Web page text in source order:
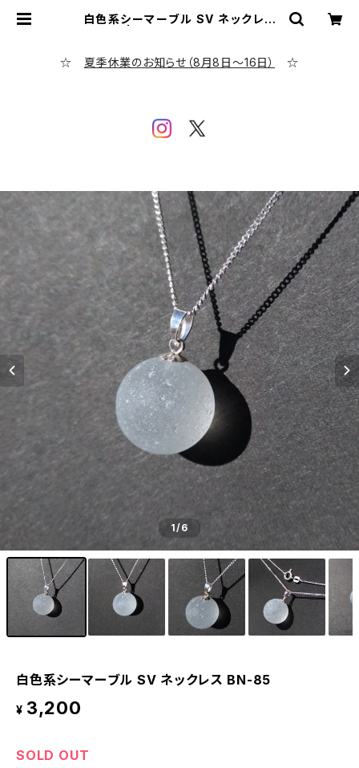
白色系シーマーブル SV ネックレス
☆ 夏季休業のお知らせ（8月8日～16日） ☆
1/6
白色系シーマーブル SV ネックレス BN-85
¥ 3,200
SOLD OUT